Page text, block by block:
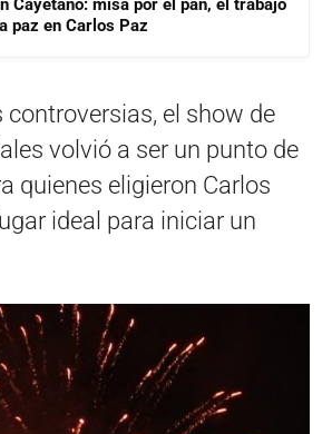
Cayetano: misa por el pan, el trabajo
paz en Carlos Paz
controversias, el show de
volvió a ser un punto de
quienes eligieron Carlos
ideal para iniciar un